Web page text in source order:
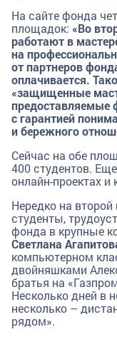
На сайте фонда
площадок: «Во
работают в
на
от партнеров
оплачивается.
«защищенные
предоставляемые
с гарантией
и бережного
Сейчас на обе
400 студентов.
онлайн-проектах и
Нередко на
студенты,
фонда в крупные
Светлана
компьютерном
двойняшками
братья на
Несколько дней в
несколько –
рядом».